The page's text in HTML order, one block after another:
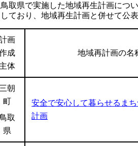
鳥取県で実施した地域再生計画につ
しており、地域再生計画と併せて公表
画
成
体
地域再計画の名
朝
町
取
県
安全で安心して暮らせる ま
計画